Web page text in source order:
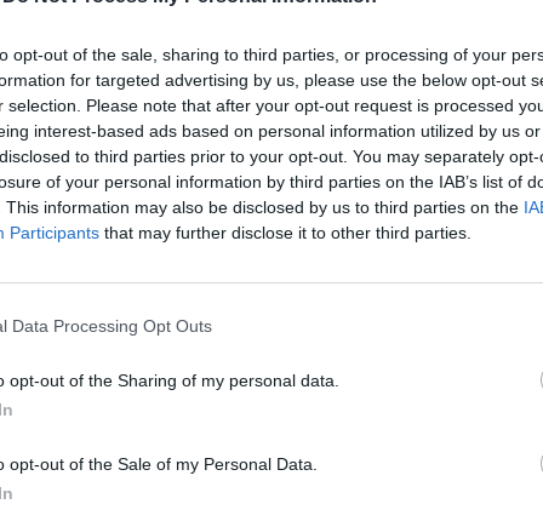
opt-out of the sale, sharing to third parties, or processing of your
for targeted advertising by us, please use the below opt-out
selection. Please note that after your opt-out request is processed
interest-based ads based on personal information utilized by us
to third parties prior to your opt-out. You may separately
of your personal information by third parties on the IAB’s list of
This information may also be disclosed by us to third parties on the
Participants that may further disclose it to other third parties.
Data Processing Opt Outs
opt-out of the Sharing of my personal data.
opt-out of the Sale of my Personal Data.
mi eredményként tudjuk felmutatni, amit
kell lennie, miként érjük el céljainkat. Ugyanígy
ahhoz sem, hogy adunk-e 50 százalék pályázati
vagy sem, hiszen ezt mi a saját
meg" - többek között ezt hangsúlyozta a Napi.hu-
konfliktusokat Brüsszellel szemben, ezt
Agrárfórum 2016Csepreghy Nándor is részt vesz
értette az interjúban, ami az itthoni pályázói kifizetés
Leszögezte: a kormány úgy döntött:...